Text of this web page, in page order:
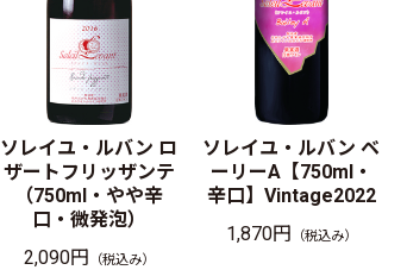
ソレイユ・ルバン ロ
ザートフリッザンテ
（750ml・やや辛
口・微発泡）
2,090円 （税込み）
ソレイユ・ルバン ベ
ーリーA【750ml・
辛口】Vintage2022
1,870円 （税込み）